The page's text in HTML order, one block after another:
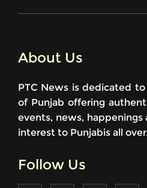
About Us
PTC News is dedicated
of Punjab offering
events, news,
interest to Punjabis all
Follow Us